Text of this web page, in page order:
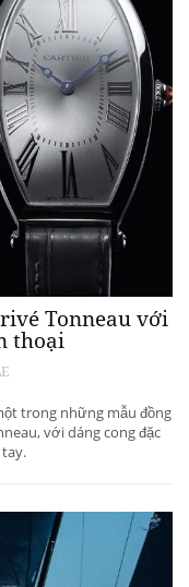
Tonneau với
thoại
trong những mẫu đồng
với dáng cong đặc